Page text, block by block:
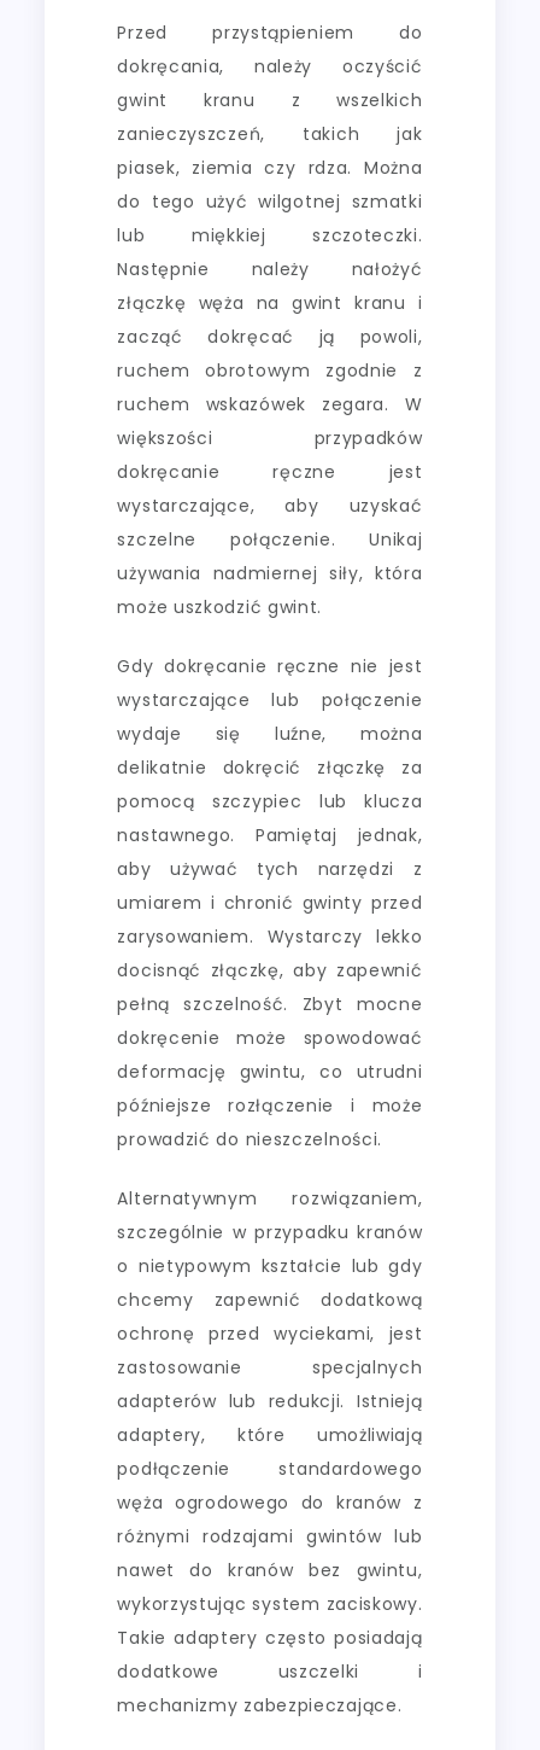
Przed przystąpieniem do
dokręcania, należy oczyścić
gwint kranu z wszelkich
zanieczyszczeń, takich jak
piasek, ziemia czy rdza. Można
do tego użyć wilgotnej szmatki
lub miękkiej szczoteczki.
Następnie należy nałożyć
złączkę węża na gwint kranu i
zacząć dokręcać ją powoli,
ruchem obrotowym zgodnie z
ruchem wskazówek zegara. W
większości przypadków
dokręcanie ręczne jest
wystarczające, aby uzyskać
szczelne połączenie. Unikaj
używania nadmiernej siły, która
może uszkodzić gwint.
Gdy dokręcanie ręczne nie jest
wystarczające lub połączenie
wydaje się luźne, można
delikatnie dokręcić złączkę za
pomocą szczypiec lub klucza
nastawnego. Pamiętaj jednak,
aby używać tych narzędzi z
umiarem i chronić gwinty przed
zarysowaniem. Wystarczy lekko
docisnąć złączkę, aby zapewnić
pełną szczelność. Zbyt mocne
dokręcenie może spowodować
deformację gwintu, co utrudni
późniejsze rozłączenie i może
prowadzić do nieszczelności.
Alternatywnym rozwiązaniem,
szczególnie w przypadku kranów
o nietypowym kształcie lub gdy
chcemy zapewnić dodatkową
ochronę przed wyciekami, jest
zastosowanie specjalnych
adapterów lub redukcji. Istnieją
adaptery, które umożliwiają
podłączenie standardowego
węża ogrodowego do kranów z
różnymi rodzajami gwintów lub
nawet do kranów bez gwintu,
wykorzystując system zaciskowy.
Takie adaptery często posiadają
dodatkowe uszczelki i
mechanizmy zabezpieczające.